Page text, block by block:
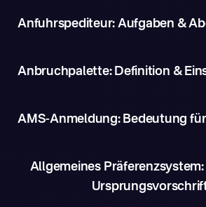
Anfuhrspediteur: Aufgaben &
Anbruchpalette: Definition &
AMS-Anmeldung: Bedeutung
Allgemeines